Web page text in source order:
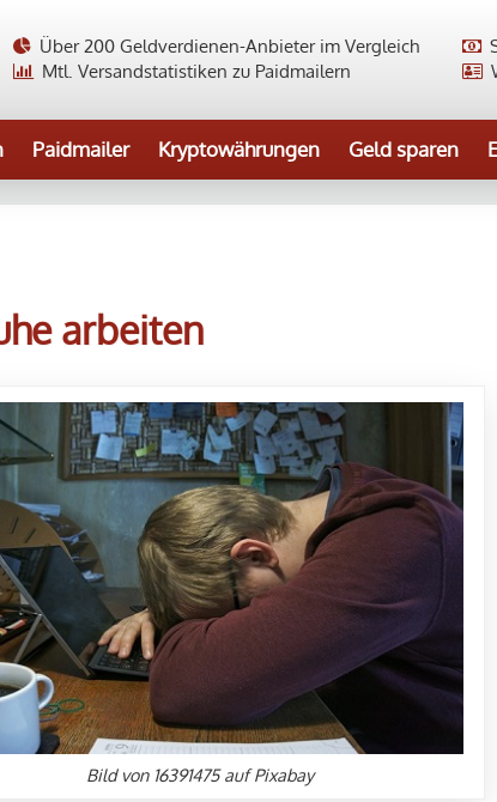
Über 200 Geldverdienen-Anbieter im Vergleich
Mtl. Versandstatistiken zu Paidmailern
Paidmailer Kryptowährungen Geld sparen
arbeiten
Bild von 16391475 auf Pixabay